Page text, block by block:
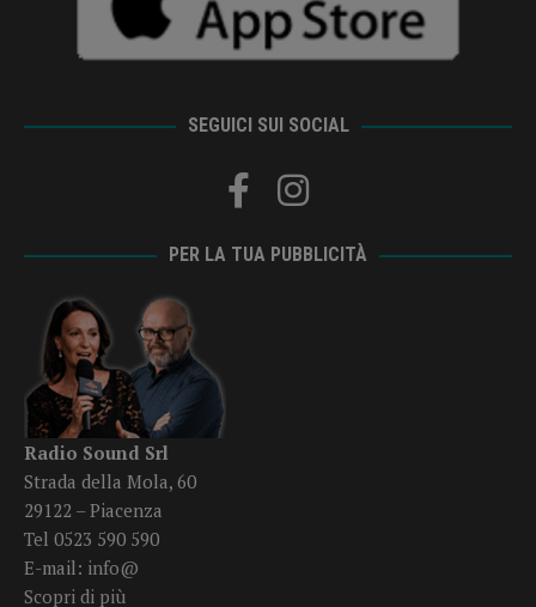
SEGUICI SUI SOCIAL
PER LA TUA PUBBLICITÀ
Radio Sound Srl
Strada della Mola, 60
29122 – Piacenza
Tel 0523 590 590
E-mail: info@
Scopri di più